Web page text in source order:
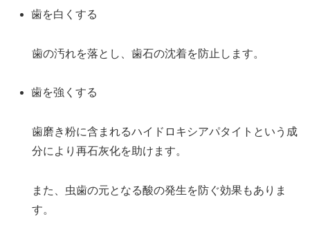
歯を白くする
歯の汚れを落とし、歯石の沈着を防止します。
歯を強くする
歯磨き粉に含まれるハイドロキシアパタイトという成
分により再石灰化を助けます。
また、虫歯の元となる酸の発生を防ぐ効果もありま
す。